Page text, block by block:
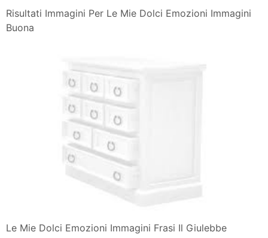
Risultati Immagini Per Le Mie Dolci Emozioni Immagini
Buona
Le Mie Dolci Emozioni Immagini Frasi Il Giulebbe